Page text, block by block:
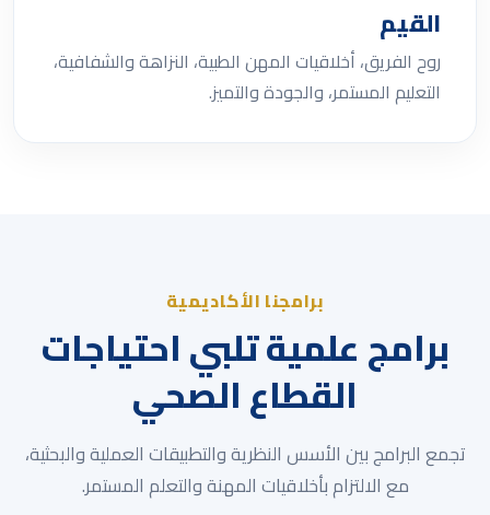
القيم
روح الفريق، أخلاقيات المهن الطبية، النزاهة والشفافية،
التعليم المستمر، والجودة والتميز.
برامجنا الأكاديمية
برامج علمية تلبي احتياجات
القطاع الصحي
تجمع البرامج بين الأسس النظرية والتطبيقات العملية والبحثية،
مع الالتزام بأخلاقيات المهنة والتعلم المستمر.